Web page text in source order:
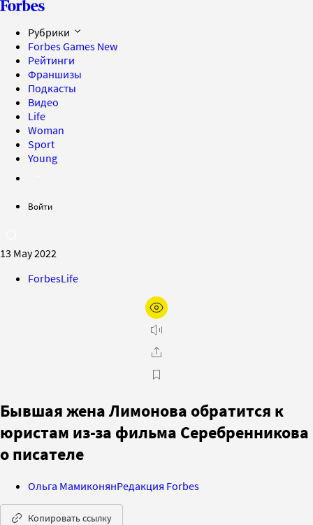
Рубрики
Forbes Games New
Рейтинги
Франшизы
Подкасты
Видео
Life
Woman
Sport
Young
Войти
13 May 2022
ForbesLife
Бывшая жена Лимонова обратится к
юристам из-за фильма Серебренникова
о писателе
Ольга МамиконянРедакция Forbes
Копировать ссылку